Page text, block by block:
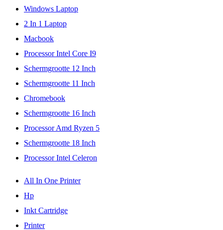
Windows Laptop
2 In 1 Laptop
Macbook
Processor Intel Core I9
Schermgrootte 12 Inch
Schermgrootte 11 Inch
Chromebook
Schermgrootte 16 Inch
Processor Amd Ryzen 5
Schermgrootte 18 Inch
Processor Intel Celeron
All In One Printer
Hp
Inkt Cartridge
Printer